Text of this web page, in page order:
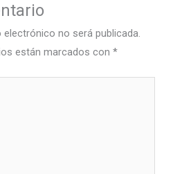
no será publicada.
están marcados con*